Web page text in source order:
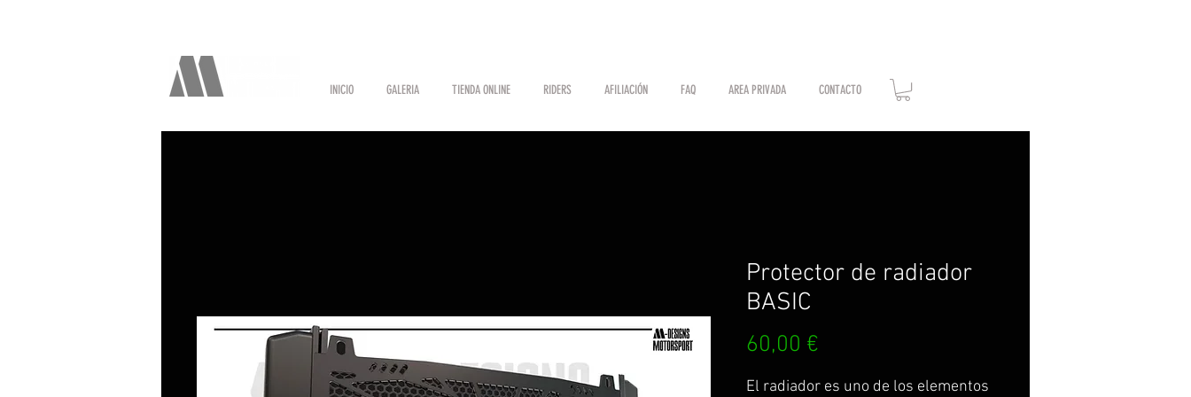
INICIO GALERIA TIENDA ONLINE RIDERS AFILIACIÓN FAQ AREA PRIVADA CONTACTO
Protector de radiador
BASIC
60,00 €
El radiador es uno de los elementos